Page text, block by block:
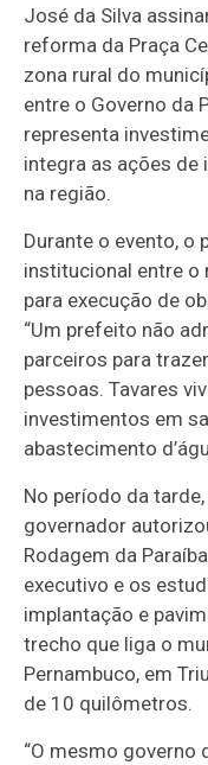
José da Silva
reforma da Praça
zona rural do
entre o Governo da
representa
integra as ações de
na região.
Durante o evento, o
institucional entre o
para execução de
“Um prefeito não
parceiros para
pessoas. Tavares
investimentos em
abastecimento
No período da
governador
Rodagem da
executivo e os
implantação e
trecho que liga o
Pernambuco, em
de 10 quilômetros.
“O mesmo